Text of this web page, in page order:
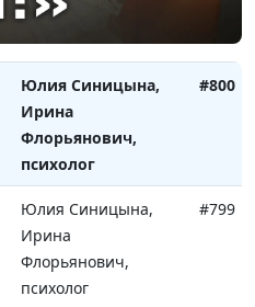
Флорьянович,
психолог
Юлия Синицына,
Ирина
Флорьянович,
психолог
#800
Юлия Синицына,
Ирина
Флорьянович,
психолог
#799